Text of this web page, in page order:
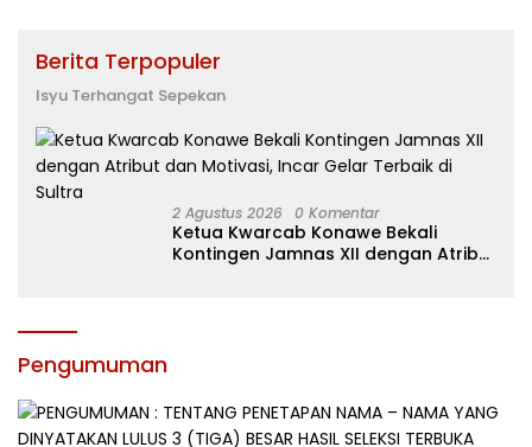
Berita Terpopuler
Isyu Terhangat Sepekan
2 Agustus 2026 0 Komentar
Ketua Kwarcab Konawe Bekali
Kontingen Jamnas XII dengan Atribut
Pengumuman